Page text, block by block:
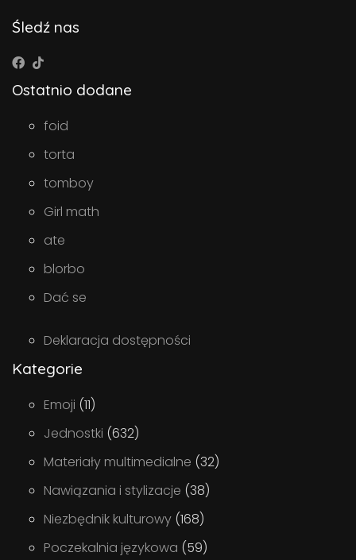
Śledź nas
Ostatnio dodane
foid
torta
tomboy
Girl math
ate
blorbo
Dać se
Deklaracja dostępności
Kategorie
Emoji (11)
Jednostki (632)
Materiały multimedialne (32)
Nawiązania i stylizacje (38)
Niezbędnik kulturowy (168)
Poczekalnia językowa (59)